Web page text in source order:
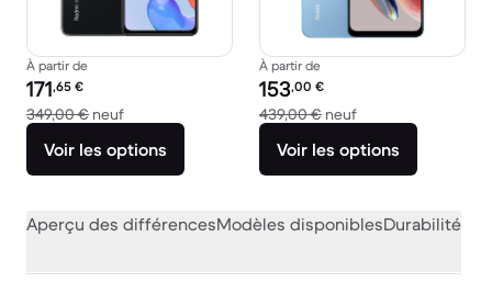
À partir de
Prix reconditionné :
171,65 €
349,00 € neufcontre 349,00 € neuf
Voir les options
À partir de
Prix reconditionné :
153,00 €
439,00 € neufcontre 439,00 €
Voir les options
Aperçu des différencesModèles disponiblesDurabilité